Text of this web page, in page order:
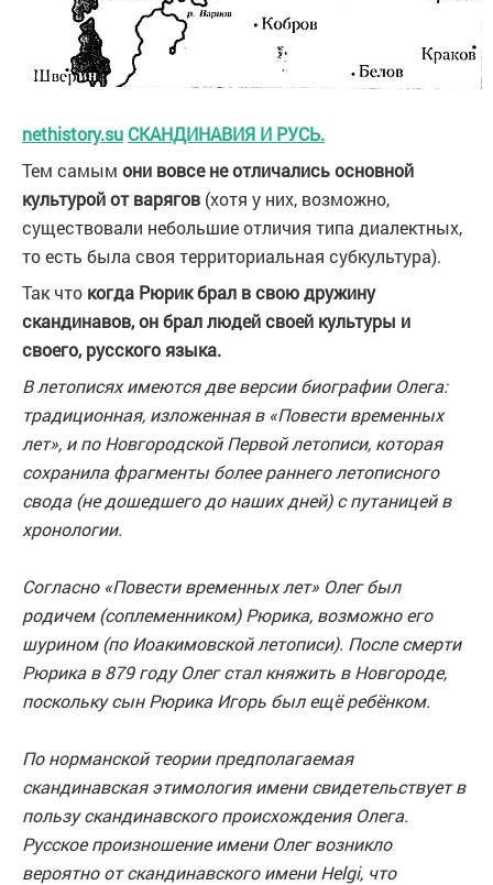
nethistory.su СКАНДИНАВИЯ И РУСЬ.
Тем самым они вовсе не отличались основной
культурой от варягов (хотя у них, возможно,
существовали небольшие отличия типа диалектных,
то есть была своя территориальная субкультура).
Так что когда Рюрик брал в свою дружину
скандинавов, он брал людей своей культуры и
своего, русского языка.
В летописях имеются две версии биографии Олега:
традиционная, изложенная в «Повести временных
лет», и по Новгородской Первой летописи, которая
сохранила фрагменты более раннего летописного
свода (не дошедшего до наших дней) с путаницей в
хронологии.
Согласно «Повести временных лет» Олег был
родичем (соплеменником) Рюрика, возможно его
шурином (по Иоакимовской летописи). После смерти
Рюрика в 879 году Олег стал княжить в Новгороде,
поскольку сын Рюрика Игорь был ещё ребёнком.
По норманской теории предполагаемая
скандинавская этимология имени свидетельствует в
пользу скандинавского происхождения Олега.
Русское произношение имени Олег возникло
вероятно от скандинавского имени Helgi, что